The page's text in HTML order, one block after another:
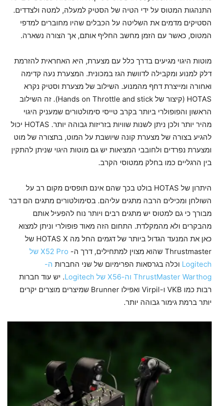
התנהגות המטוס על ידי הטיה של הסטיק למעלה, למטה ולצדדים.
הסטיקים מדמים את השליטה על הכבלים שהיו מחוברים למדפי
המטוס, כאשר עם הזמן מחשב החליף אותם, אך הצורה נשארה.
מוטות היגוי מגיעים בדרך כלל עם מצערת, היא האחראית להזרמת
דלק למנוע ומקבילה לדוושת הגז במכונית. המצערת נעה קדימה
ואחורה ומייצרת דחף מהמנוע. השילוב של מצערת וסטיק נקרא
HOTAS (קיצור של Hands on Throttle and stick). זה השילוב
הראשון והפופולרי ביותר בקרב טייסי סימולטורים שמעניק היגוי
מהיר יותר ולכן ניתן לשנות שוויות בזריזות גבוהה יותר. HOTAS יכול
להגיע בצורה של מצערת קונה שיושבת על המוט, בתצורה של מוט
ומצערת נפרדים ולחובבי המציאות יש גם מוטות היגוי שניתן להתקין
בין הרגליים כמו בחלק ממטוסי הקרב.
היתרון של HOTAS בולט בכך שהם אינם תופסים מקום רב על
השולחן ומכילים הרבה מתגים עליהם. בסימולטורים מתגים הם דבר
מבורך כי גם למטוס יש מתגים רבים ויותר נוח להפעיל אותם
מהבקרים ולא מהמקלדת. התחום הזה מאוד פופולרי וניתן למצוא
כאן את המנעד הגדול ביותר של דגמים החל מה HOTAS X של
Thrustmaster שהוא מצוין למתחילים, דרך ה-
X52 Pro של
Logitech וכלה בגרסאות הפרימיום של שני החברות ה-
ThrustMaster Warthog וה-X56 של Logitech
. יש עוד חברות
רבות כמו VKB ו-Virpil ואפילו Brunner שמיצרים מוצרים יקרים
יותר ברמת גימור גבוהה יותר.